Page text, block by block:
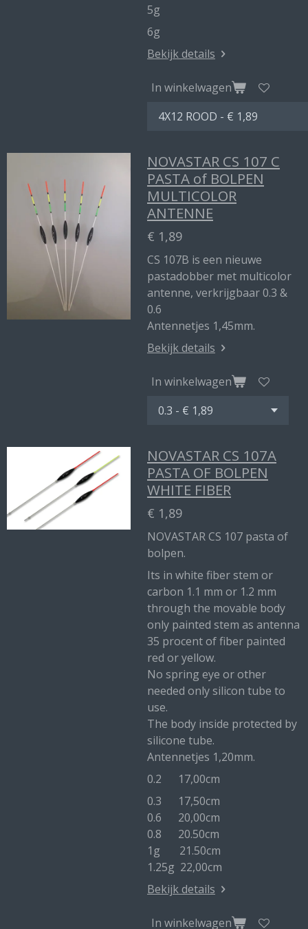
5g
6g
Bekijk details
In winkelwagen
NOVASTAR CS 107 C
PASTA of BOLPEN
MULTICOLOR
ANTENNE
€ 1,89
CS 107B is een nieuwe
pastadobber met multicolor
antenne, verkrijgbaar 0.3 &
0.6
Antennetjes 1,45mm.
Bekijk details
In winkelwagen
NOVASTAR CS 107A
PASTA OF BOLPEN
WHITE FIBER
€ 1,89
NOVASTAR CS 107 pasta of
bolpen.
Its in white fiber stem or
carbon 1.1 mm or 1.2 mm
through the movable body
only painted stem as antenna
35 procent of fiber painted
red or yellow.
No spring eye or other
needed only silicon tube to
use.
The body inside protected by
silicone tube.
Antennetjes 1,20mm.
0.2 17,00cm
0.3 17,50cm
0.6 20,00cm
0.8 20.50cm
1g 21.50cm
1.25g 22,00cm
Bekijk details
In winkelwagen